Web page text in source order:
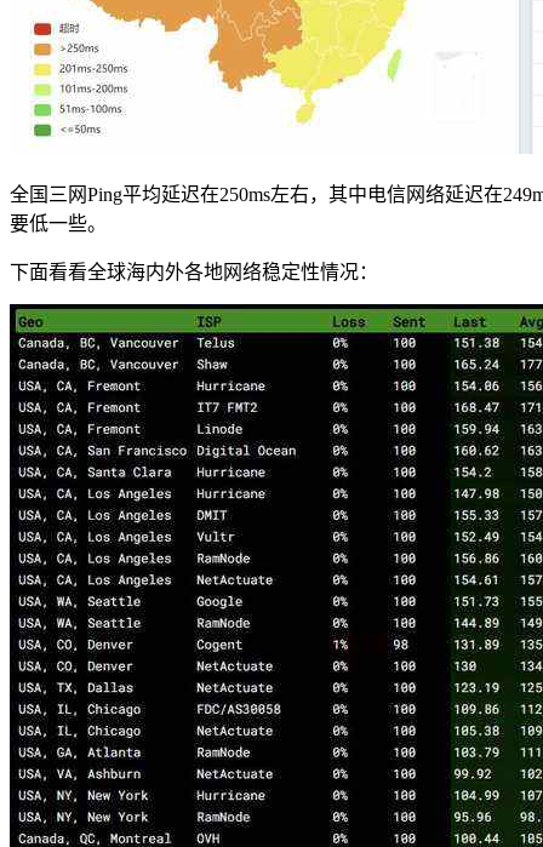
全国三网Ping平均延迟在250ms左右，其中电信网络延迟在
要低一些。
下面看看全球海内外各地网络稳定性情况：